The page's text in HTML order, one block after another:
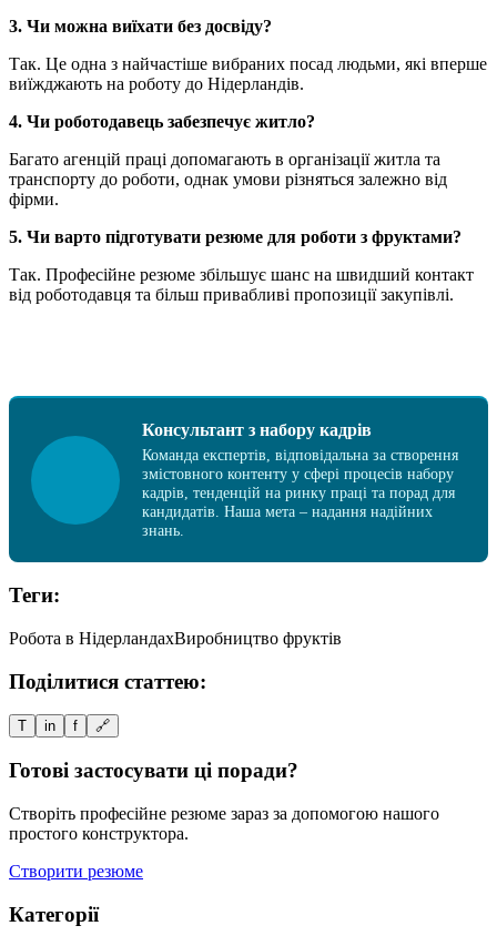
3. Чи можна виїхати без досвіду?
Так. Це одна з найчастіше вибраних посад людьми, які вперше
виїжджають на роботу до Нідерландів.
4. Чи роботодавець забезпечує житло?
Багато агенцій праці допомагають в організації житла та
транспорту до роботи, однак умови різняться залежно від
фірми.
5. Чи варто підготувати резюме для роботи з фруктами?
Так. Професійне резюме збільшує шанс на швидший контакт
від роботодавця та більш привабливі пропозиції закупівлі.
Консультант з набору кадрів
Команда експертів, відповідальна за створення
змістовного контенту у сфері процесів набору
кадрів, тенденцій на ринку праці та порад для
кандидатів. Наша мета – надання надійних
знань.
Теги:
Робота в НідерландахВиробництво фруктів
Поділитися статтею:
T in f 🔗
Готові застосувати ці поради?
Створіть професійне резюме зараз за допомогою нашого
простого конструктора.
Створити резюме
Категорії